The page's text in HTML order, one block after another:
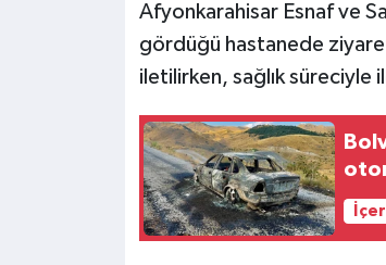
Afyonkarahisar Esnaf ve
gördüğü hastanede
iletilirken, sağlık